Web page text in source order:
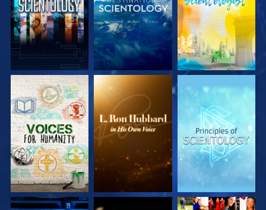
SERIE
ENTDECKEN
SERIE
ENTDECKEN
SERIE
ENTDECKEN